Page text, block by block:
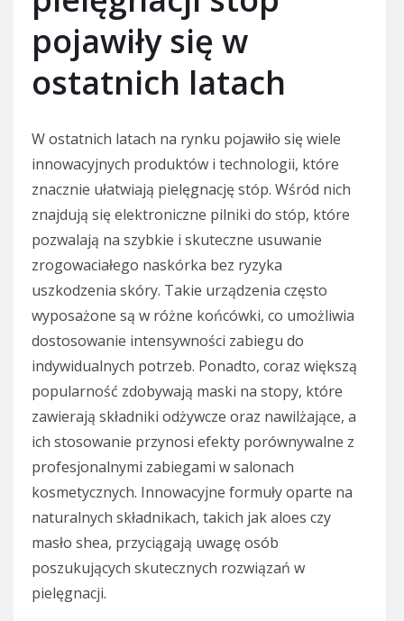
pojawiły się w
ostatnich latach
W ostatnich latach na rynku pojawiło się wiele
innowacyjnych produktów i technologii, które
znacznie ułatwiają pielęgnację stóp. Wśród nich
znajdują się elektroniczne pilniki do stóp, które
pozwalają na szybkie i skuteczne usuwanie
zrogowaciałego naskórka bez ryzyka
uszkodzenia skóry. Takie urządzenia często
wyposażone są w różne końcówki, co umożliwia
dostosowanie intensywności zabiegu do
indywidualnych potrzeb. Ponadto, coraz większą
popularność zdobywają maski na stopy, które
zawierają składniki odżywcze oraz nawilżające, a
ich stosowanie przynosi efekty porównywalne z
profesjonalnymi zabiegami w salonach
kosmetycznych. Innowacyjne formuły oparte na
naturalnych składnikach, takich jak aloes czy
masło shea, przyciągają uwagę osób
poszukujących skutecznych rozwiązań w
pielęgnacji.